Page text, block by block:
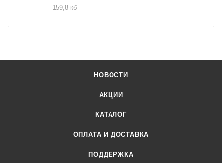
159,8 кб
НОВОСТИ
АКЦИИ
КАТАЛОГ
ОПЛАТА И ДОСТАВКА
ПОДДЕРЖКА